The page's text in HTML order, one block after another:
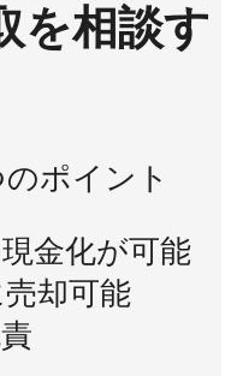
を相談す
ポイント
金化が可能
却可能